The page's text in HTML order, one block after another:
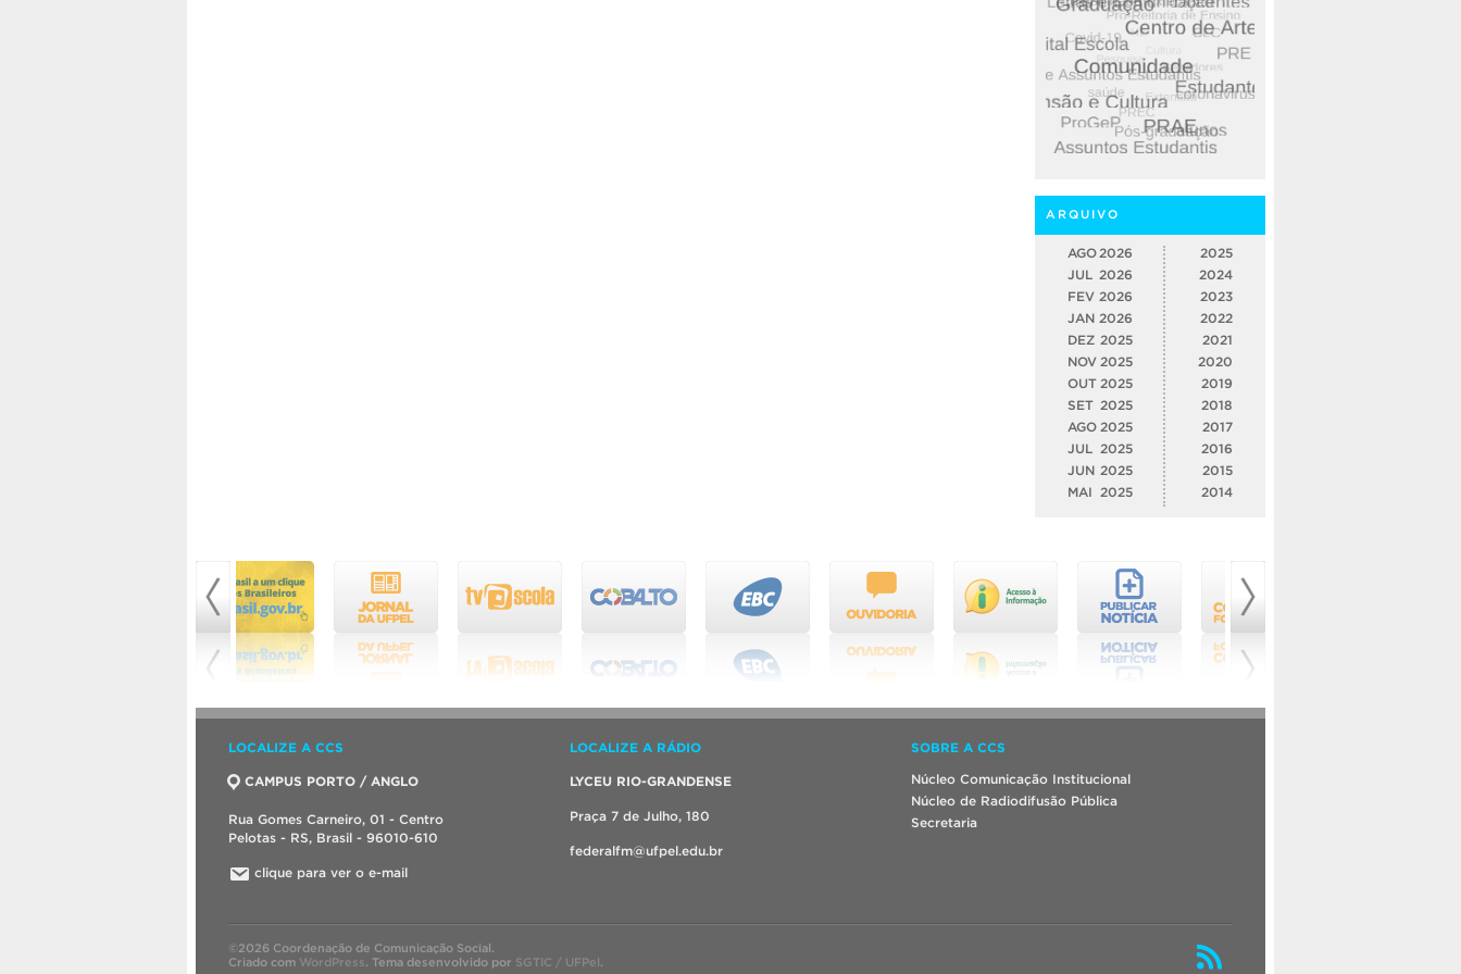
ARQUIVO
AGO 2026
JUL 2026
FEV 2026
JAN 2026
DEZ 2025
NOV 2025
OUT 2025
SET 2025
AGO 2025
JUL
2025
JUN 2025
MAI
2025
2025
2024
2023
2022
2021
2020
2019
2018
2017
2016
2015
2014
LOCALIZE A CCS
CAMPUS PORTO / ANGLO
Rua Gomes Carneiro, 01 - Centro
Pelotas - RS, Brasil - 96010-610
clique para ver o e-mail
LOCALIZE A RÁDIO
LYCEU RIO-GRANDENSE
Praça 7 de Julho, 180
federalfm@ufpel.edu.br
SOBRE A CCS
Núcleo Comunicação Institucional
Núcleo de Radiodifusão Pública
Secretaria
©2026 Coordenação de Comunicação Social.
Criado com WordPress. Tema desenvolvido por SGTIC / UFPel .